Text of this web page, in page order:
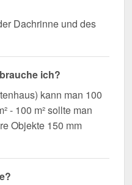
Dachrinne und des
ich?
kann man 100
- 100 m² sollte man
Objekte 150 mm